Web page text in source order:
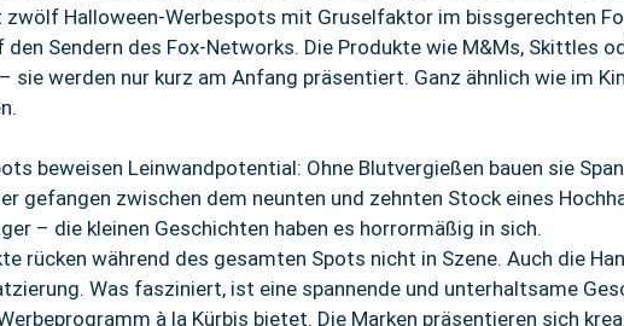
Halloween-Werbespots mit Gruselfaktor im bissgerechten
den Sendern des Fox-Networks. Die Produkte wie M&Ms, Skittles
sie werden nur kurz am Anfang präsentiert. Ganz ähnlich wie im
beweisen Leinwandpotential: Ohne Blutvergießen bauen sie
gefangen zwischen dem neunten und zehnten Stock eines
– die kleinen Geschichten haben es horrormäßig in sich.
rücken während des gesamten Spots nicht in Szene. Auch die
Was fasziniert, ist eine spannende und unterhaltsame
à la Kürbis bietet. Die Marken präsentieren sich